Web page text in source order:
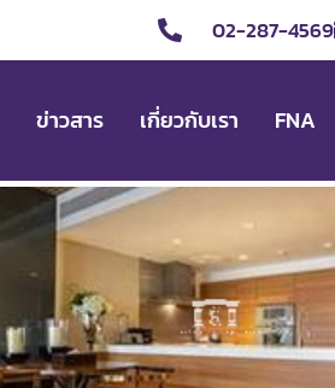
02-287-4569
ข่าวสาร เกี่ยวกับเรา FNA